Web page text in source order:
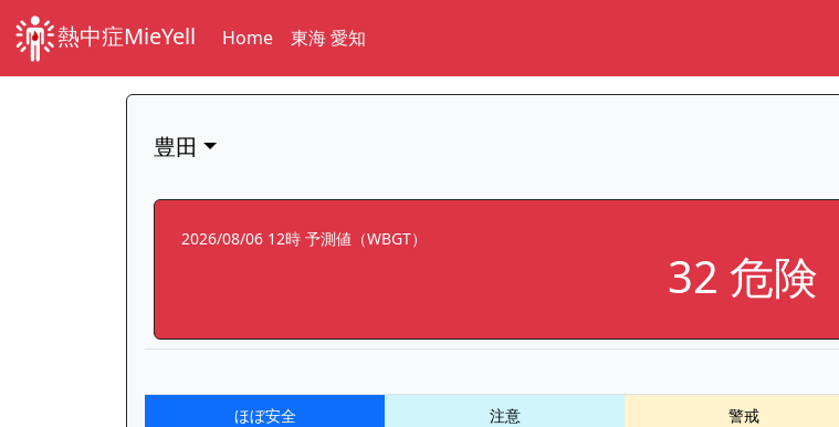
熱中症MieYell Home 東海 愛知
豊田
2026/08/06 12時 予測値（WBGT）
32 危険
ほぼ安全 注意 警戒